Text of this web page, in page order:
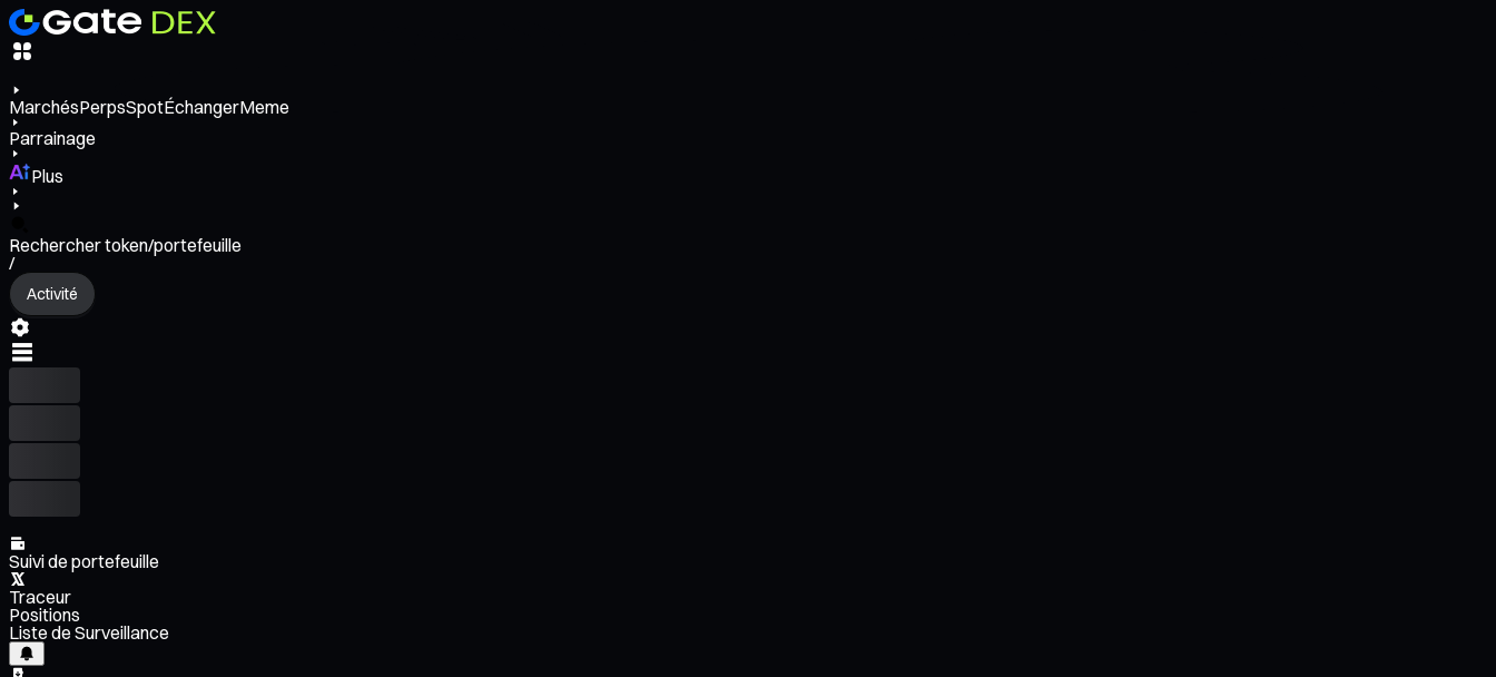
MarchésPerpsSpotÉchangerMeme
Parrainage
Plus
Rechercher token/portefeuille
/
Activité
Suivi de portefeuille
Traceur
Positions
Liste de Surveillance